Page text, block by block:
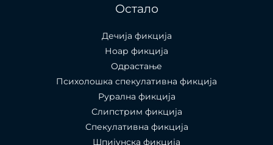
Остало
Дечија фикција
Ноар фикција
Одрастање
Психолошка спекулативна фикција
Рурална фикција
Слипстрим фикција
Спекулативна фикција
Шпијунска фикција